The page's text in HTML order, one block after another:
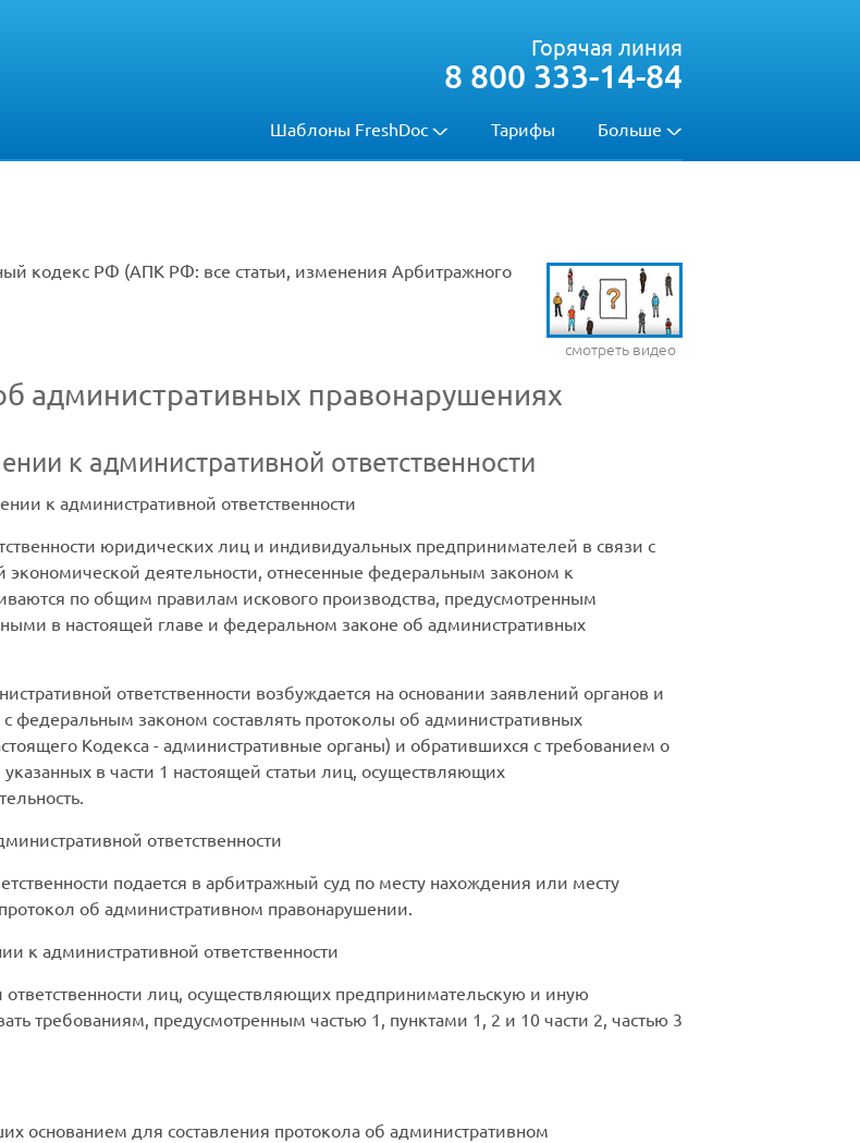
Шаблоны FreshDoc Тарифы Больше
Горячая линия
8 800 333-14-84
смотреть видео
кодекс РФ (АПК РФ: все статьи, изменения Арбитражного
административных правонарушениях
к административной ответственности
к административной ответственности
юридических лиц и индивидуальных предпринимателей в связи с
деятельности, отнесенные федеральным законом к
по общим правилам искового производства, предусмотренным
в настоящей главе и федеральном законе об административных
ответственности возбуждается на основании заявлений органов и
федеральным законом составлять протоколы об административных
Кодекса - административные органы) и обратившихся с требованием о
в части 1 настоящей статьи лиц, осуществляющих
ответственности
подается в арбитражный суд по месту нахождения или месту
об административном правонарушении.
к административной ответственности
лиц, осуществляющих предпринимательскую и иную
требованиям, предусмотренным частью 1, пунктами 1, 2 и 10 части 2, частью 3
основанием для составления протокола об административном